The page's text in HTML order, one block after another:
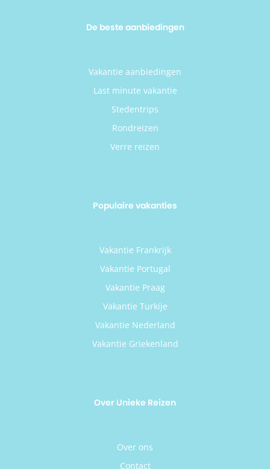
De beste aanbiedingen
Vakantie aanbiedingen
Last minute vakantie
Stedentrips
Rondreizen
Verre reizen
Populaire vakanties
Vakantie Frankrijk
Vakantie Portugal
Vakantie Praag
Vakantie Turkije
Vakantie Nederland
Vakantie Griekenland
Over Unieke Reizen
Over ons
Contact